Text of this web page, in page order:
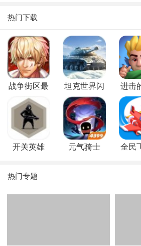
热门下载
战争街区最
新版
坦克世界闪
击战果盘版
进击
开关英雄
元气骑士
全民
热门专题